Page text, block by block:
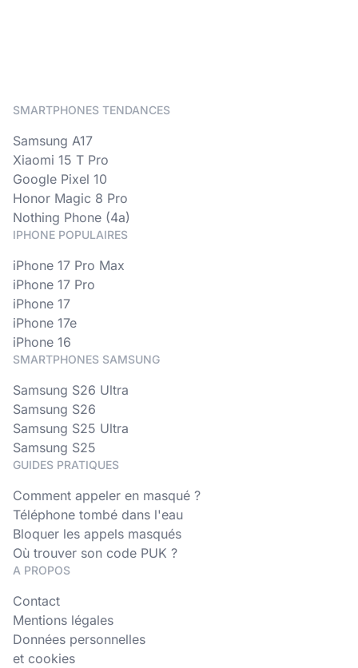
SMARTPHONES TENDANCES
Samsung A17
Xiaomi 15 T Pro
Google Pixel 10
Honor Magic 8 Pro
Nothing Phone (4a)
IPHONE POPULAIRES
iPhone 17 Pro Max
iPhone 17 Pro
iPhone 17
iPhone 17e
iPhone 16
SMARTPHONES SAMSUNG
Samsung S26 Ultra
Samsung S26
Samsung S25 Ultra
Samsung S25
GUIDES PRATIQUES
Comment appeler en masqué ?
Téléphone tombé dans l'eau
Bloquer les appels masqués
Où trouver son code PUK ?
A PROPOS
Contact
Mentions légales
Données personnelles
et cookies